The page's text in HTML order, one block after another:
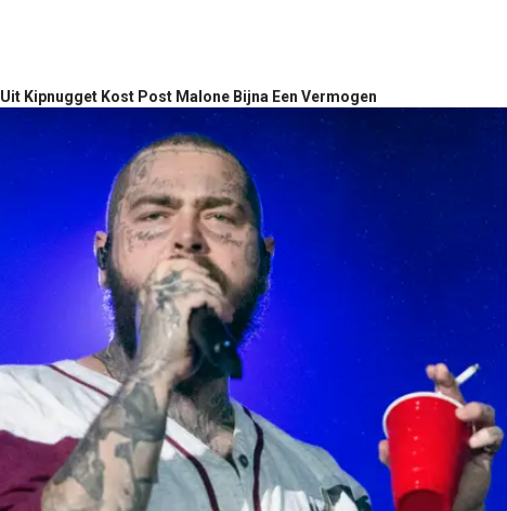
Uit Kipnugget Kost Post Malone Bijna Een Vermogen